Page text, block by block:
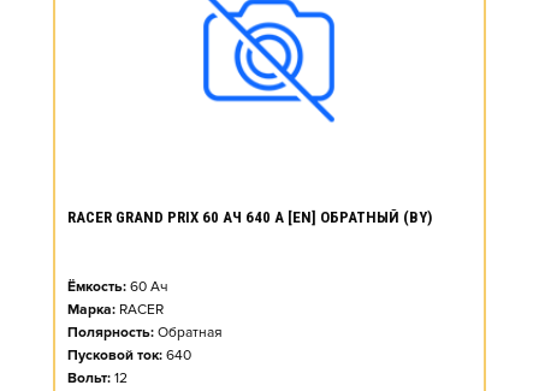
RACER GRAND PRIX 60 АЧ 640 А [EN] ОБРАТНЫЙ (BY)
Ёмкость: 60 Ач
Марка: RACER
Полярность: Обратная
Пусковой ток: 640
Вольт: 12